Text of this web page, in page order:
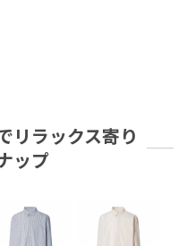
リラックス寄り
ップ